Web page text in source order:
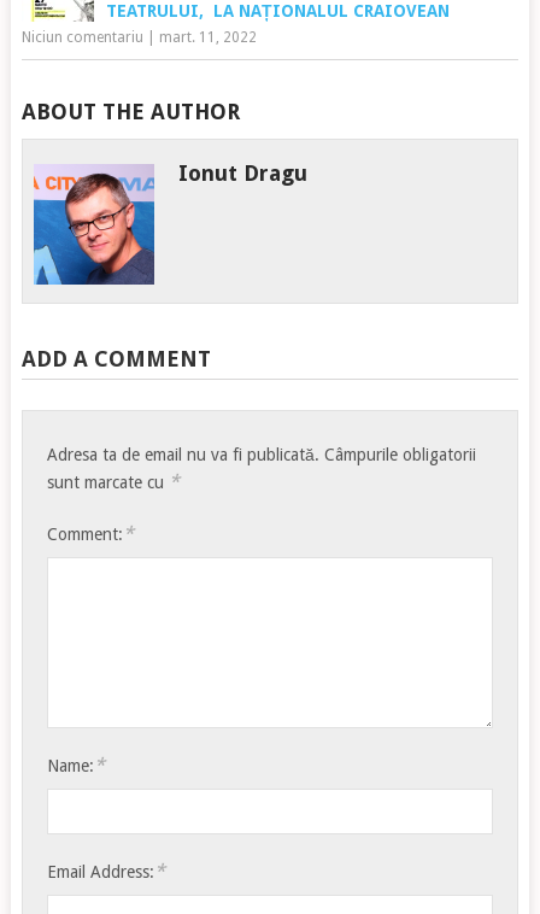
TEATRULUI, LA NAȚIONALUL CRAIOVEAN
Niciun comentariu mart. 11, 2022
ABOUT THE AUTHOR
Ionut Dragu
ADD A COMMENT
Adresa ta de email nu va fi publicată. Câmpurile obligatorii
sunt marcate cu *
Comment: *
Name: *
Email Address: *